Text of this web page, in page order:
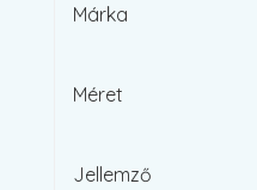
Márka
Méret
Jellemző